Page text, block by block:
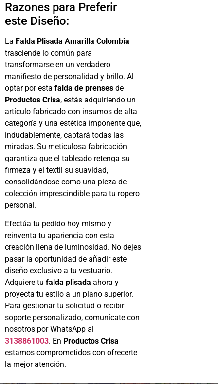
Razones para Preferir
este Diseño:
La Falda Plisada Amarilla Colombia
trasciende lo común para
transformarse en un verdadero
manifiesto de personalidad y brillo. Al
optar por esta falda de prenses de
Productos Crisa, estás adquiriendo un
artículo fabricado con insumos de alta
categoría y una estética imponente que,
indudablemente, captará todas las
miradas. Su meticulosa fabricación
garantiza que el tableado retenga su
firmeza y el textil su suavidad,
consolidándose como una pieza de
colección imprescindible para tu ropero
personal.
Efectúa tu pedido hoy mismo y
reinventa tu apariencia con esta
creación llena de luminosidad. No dejes
pasar la oportunidad de añadir este
diseño exclusivo a tu vestuario.
Adquiere tu falda plisada ahora y
proyecta tu estilo a un plano superior.
Para gestionar tu solicitud o recibir
soporte personalizado, comunícate con
nosotros por WhatsApp al
3138861003. En Productos Crisa
estamos comprometidos con ofrecerte
la mejor atención.